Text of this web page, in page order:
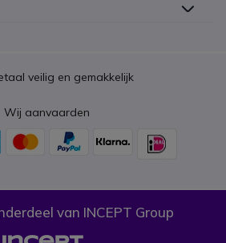
veilig en gemakkelijk
Wij aanvaarden
van INCEPT Group